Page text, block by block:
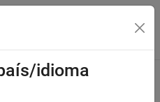
de navegación
idioma